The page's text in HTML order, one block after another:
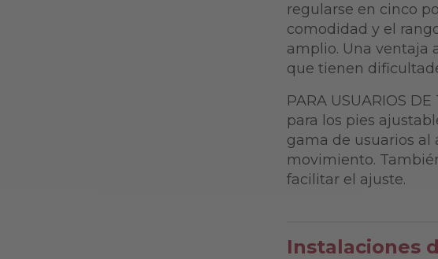
regularse en cinco
comodidad y el
amplio. Una ventaja
que tienen
PARA USUARIOS
para los pies
gama de usuarios al
movimiento.
facilitar el ajuste.
Instalaciones